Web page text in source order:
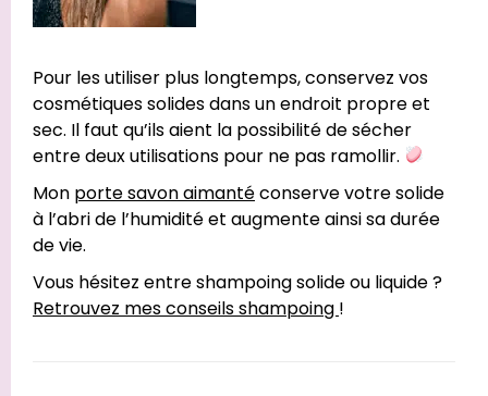
Pour les utiliser plus longtemps, conservez vos
cosmétiques solides dans un endroit propre et
sec. Il faut qu’ils aient la possibilité de sécher
entre deux utilisations pour ne pas ramollir.
Mon porte savon aimantéconserve votre solide
à l’abri de l’humidité et augmente ainsi sa durée
de vie.
Vous hésitez entre shampoing solide ou liquide ?
Retrouvez mes conseils shampoing !